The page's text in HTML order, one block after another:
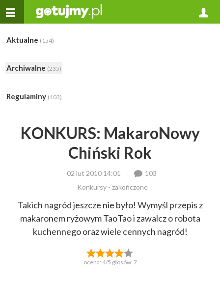
Aktualne (154)
Archiwalne (235)
Regulaminy (103)
KONKURS: MakaroNowy
Chiński Rok
02 lut 2010 14:01
103
Konkursy - zakończone
Takich nagród jeszcze nie było! Wymyśl przepis z
makaronem ryżowym TaoTao i zawalcz o robota
kuchennego oraz wiele cennych nagród!
ocena: 4/5 głosów: 7